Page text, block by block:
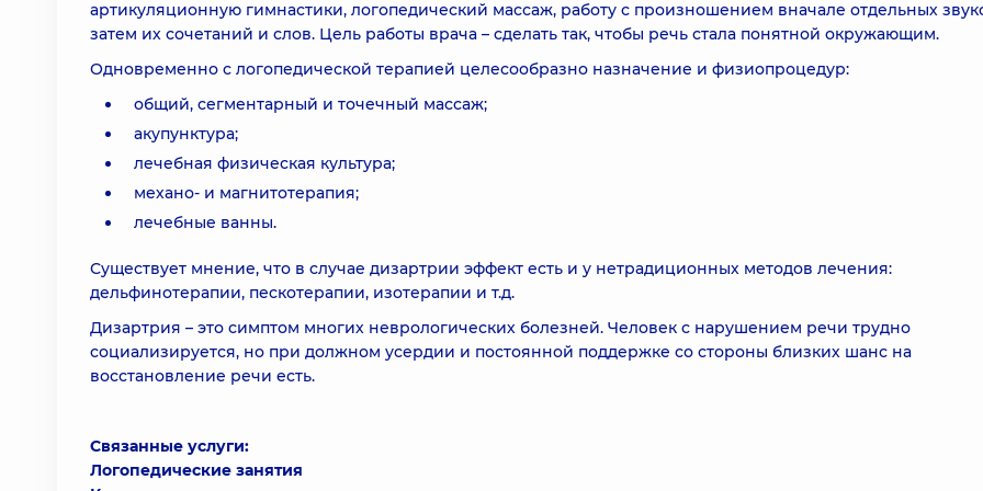
артикуляционную гимнастики, логопедический массаж, работу с произношением вначале отдельных
затем их сочетаний и слов. Цель работы врача – сделать так, чтобы речь стала понятной окружающим.
Одновременно с логопедической терапией целесообразно назначение и физиопроцедур:
общий, сегментарный и точечный массаж;
акупунктура;
лечебная физическая культура;
механо- и магнитотерапия;
лечебные ванны.
Существует мнение, что в случае дизартрии эффект есть и у нетрадиционных методов лечения:
дельфинотерапии, пескотерапии, изотерапии и т.д.
Дизартрия – это симптом многих неврологических болезней. Человек с нарушением речи трудно
социализируется, но при должном усердии и постоянной поддержке со стороны близких шанс на
восстановление речи есть.
Связанные услуги:
Логопедические занятия